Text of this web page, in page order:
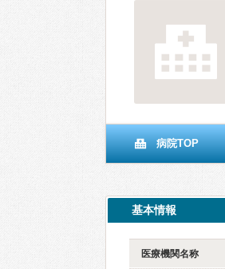
病院TOP
基本情報
医療機関名称